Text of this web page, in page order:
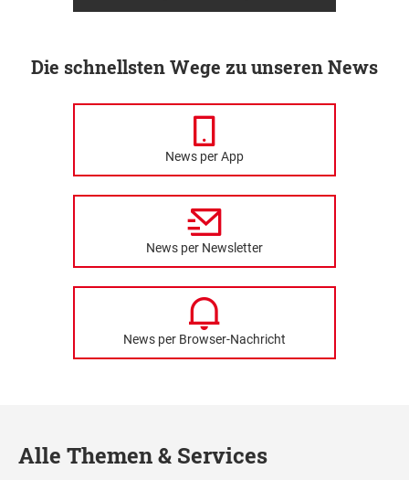
Die schnellsten Wege zu unseren News
News per App
News per Newsletter
News per Browser-Nachricht
Alle Themen & Services